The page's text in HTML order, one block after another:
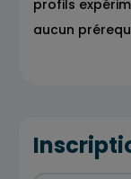
profils
aucun